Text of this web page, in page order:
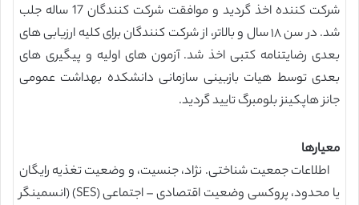
شرکت کننده اخذ گردید و موافقت شرکت کنندگان 17 ساله جلب
شد. در سن ۱۸ سال و بالاتر، از شرکت کنندگان برای کلیه ارزیابی های
بعدی رضایتنامه کتبی اخذ شد. آزمون های اولیه و پیگیری های
بعدی توسط هیات بازبینی سازمانی دانشکده بهداشت عمومی
جانز هاپکینز بلومبرگ تایید گردید.
معیارها
اطلاعات جمعیت شناختی. نژاد، جنسیت، و وضعیت تغذیه رایگان
یا محدود، پروکسی وضعیت اقتصادی – اجتماعی (SES) (انسمینگر